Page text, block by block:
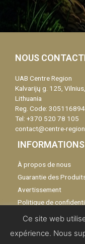
NOUS
UAB Centre Region
Kalvarijų g. 125, Vilnius,
Lithuania
Reg. Code: 305116894
Tel: +370 520 78 105
contact@centre-
INFORMATIONS
À propos de nous
Guarantie des
Avertissement
Politique de
Catalogue
Ce site web
expérience. Nous